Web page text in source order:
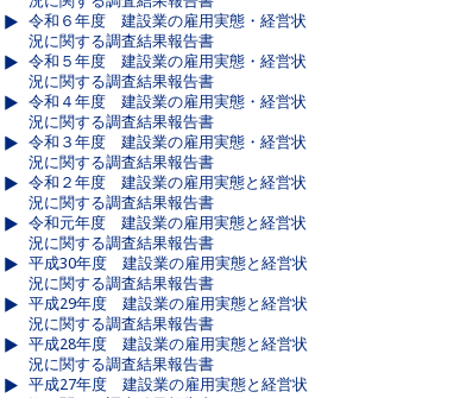
令和６年度 建設業の雇用実態・経営状
況に関する調査結果報告書
令和５年度 建設業の雇用実態・経営状
況に関する調査結果報告書
令和４年度 建設業の雇用実態・経営状
況に関する調査結果報告書
令和３年度 建設業の雇用実態・経営状
況に関する調査結果報告書
令和２年度 建設業の雇用実態と経営状
況に関する調査結果報告書
令和元年度 建設業の雇用実態と経営状
況に関する調査結果報告書
平成30年度 建設業の雇用実態と経営状
況に関する調査結果報告書
平成29年度 建設業の雇用実態と経営状
況に関する調査結果報告書
平成28年度 建設業の雇用実態と経営状
況に関する調査結果報告書
平成27年度 建設業の雇用実態と経営状